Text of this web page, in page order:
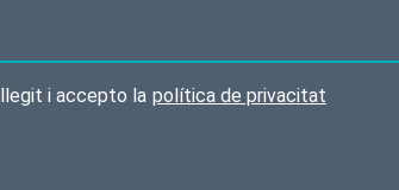
i accepto la política de privacitat